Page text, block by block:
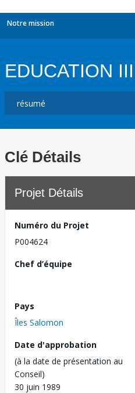
Notre mission
EDUCATION III
Clé Détails
Projet Détails
Numéro du Projet
P004624
Chef d’équipe
Pays
Îles Salomon
Date d'approbation
(à la date de présentation au
Conseil)
30 juin 1989